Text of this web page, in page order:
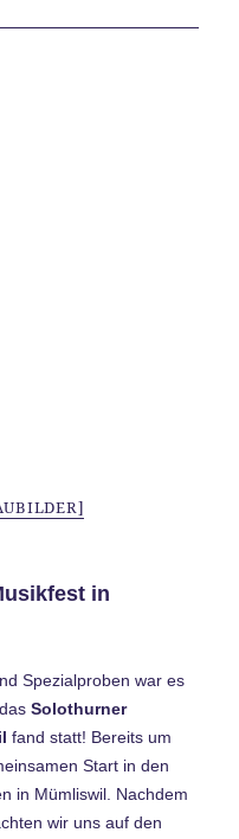
in
Spezialproben war es
dasSolothurner
fand statt! Bereits um
Start in den
in Mümliswil. Nachdem
wir uns auf den